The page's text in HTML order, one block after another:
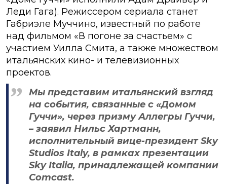
Леди Гага). Режиссером сериала станет
Габриэле Муччино, известный по работе
над фильмом «В погоне за счастьем» с
участием Уилла Смита, а также множеством
итальянских кино- и телевизионных
проектов.
Мы представим итальянский взгляд
на события, связанные с «Домом
Гуччи», через призму Аллегры Гуччи,
– заявил Нильс Хартманн,
исполнительный вице-президент Sky
Studios Italy, в рамках презентации
Sky Italia, принадлежащей компании
Comcast.